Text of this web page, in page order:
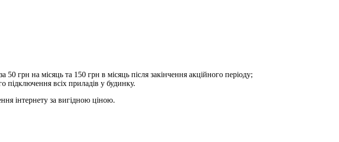
грн на місяць та 150 грн в місяць після закінчення акційного періоду;
підключення всіх приладів у будинку.
інтернету за вигідною ціною.